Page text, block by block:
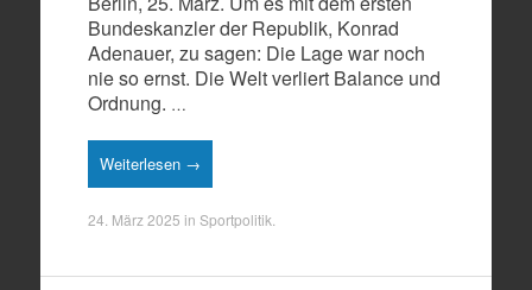
Bundeskanzler der Republik, Konrad
Adenauer, zu sagen: Die Lage war noch
nie so ernst. Die Welt verliert Balance und
Ordnung. …
Weiterlesen →
24. März 2025 in Sportpolitik